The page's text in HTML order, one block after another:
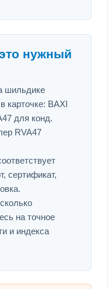
нужный
шильдике
карточке: BAXI
для конд.
RVA47
сертификат,
на точное
и индекса